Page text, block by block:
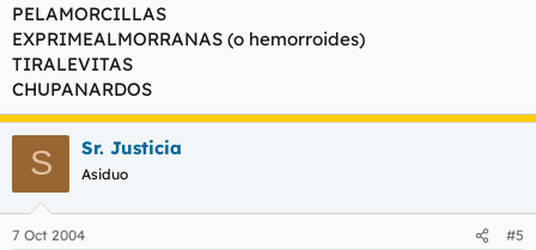
PELAMORCILLAS
EXPRIMEALMORRANAS (o hemorroides)
TIRALEVITAS
CHUPANARDOS
S Sr. Justicia
Asiduo
7 Oct 2004 #5